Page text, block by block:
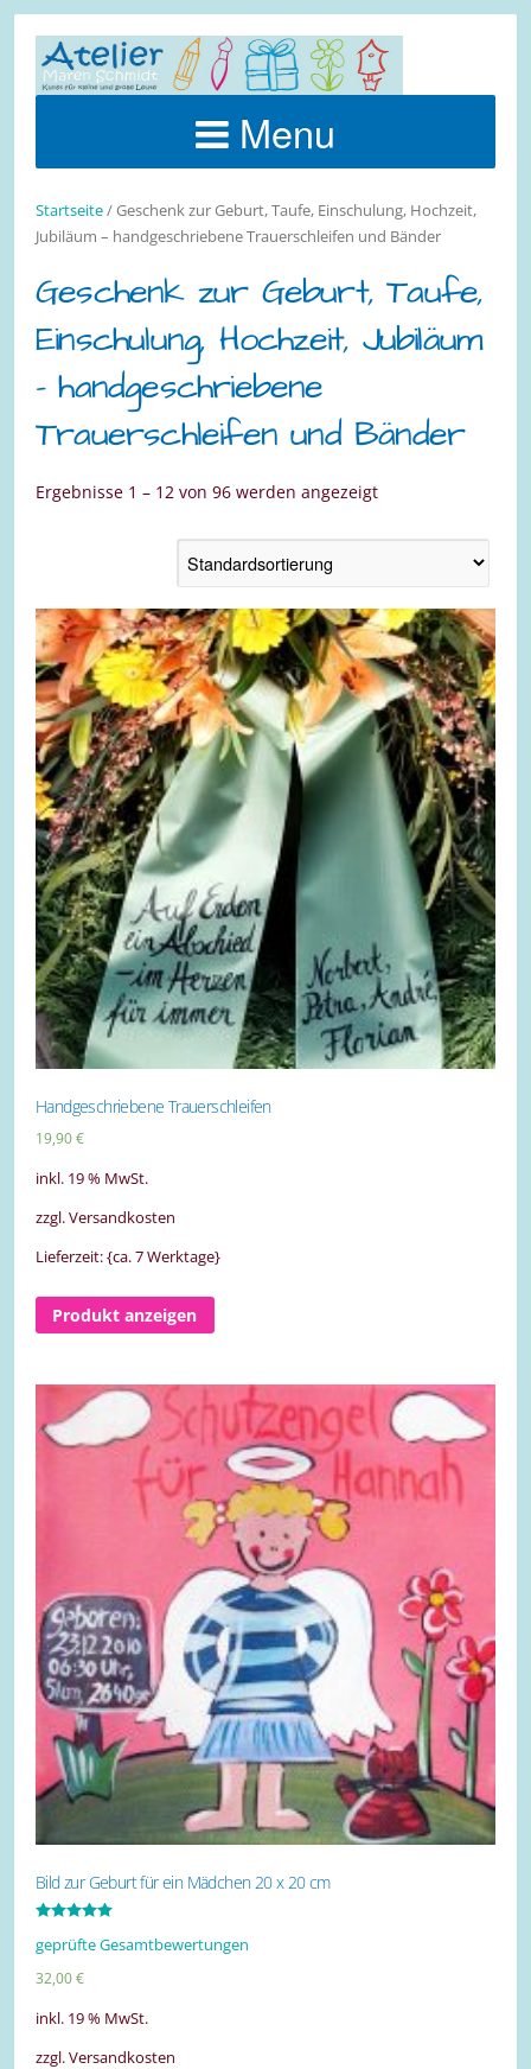
Menu
Startseite/ Geschenk zur Geburt, Taufe, Einschulung, Hochzeit,
Jubiläum – handgeschriebene Trauerschleifen und Bänder
Geschenk zur Geburt, Taufe,
Einschulung, Hochzeit, Jubiläum
– handgeschriebene
Trauerschleifen und Bänder
Ergebnisse 1 – 12 von 96 werden angezeigt
Handgeschriebene Trauerschleifen
19,90€
inkl. 19 % MwSt.
zzgl. Versandkosten
Lieferzeit: {ca. 7 Werktage}
Produkt anzeigen
Bild zur Geburt für ein Mädchen 20 x 20 cm
5.00
geprüfte Gesamtbewertungen
32,00€
inkl. 19 % MwSt.
zzgl. Versandkosten